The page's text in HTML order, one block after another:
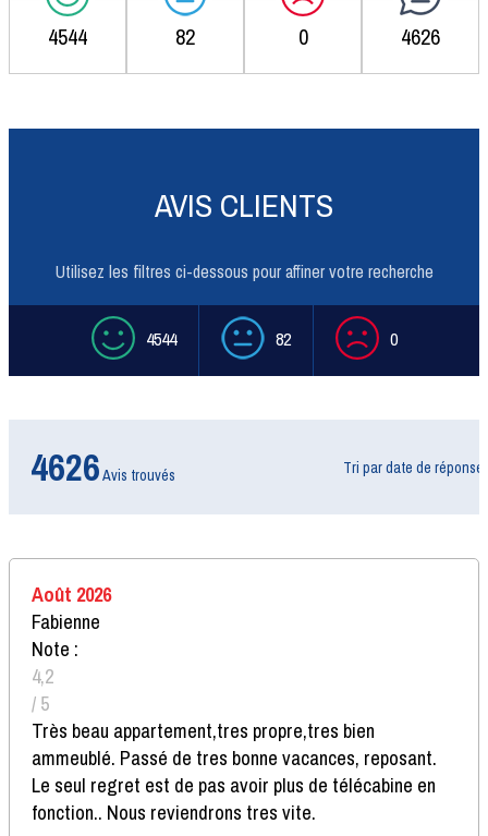
4544 82 0 4626
AVIS CLIENTS
Utilisez les filtres ci-dessous pour affiner votre recherche
4544 82 0
4626Avis trouvés Tri par date de réponse
Août 2026
Fabienne
Note :
4,2
/ 5
Très beau appartement,tres propre,tres bien
ammeublé. Passé de tres bonne vacances, reposant.
Le seul regret est de pas avoir plus de télécabine en
fonction.. Nous reviendrons tres vite.